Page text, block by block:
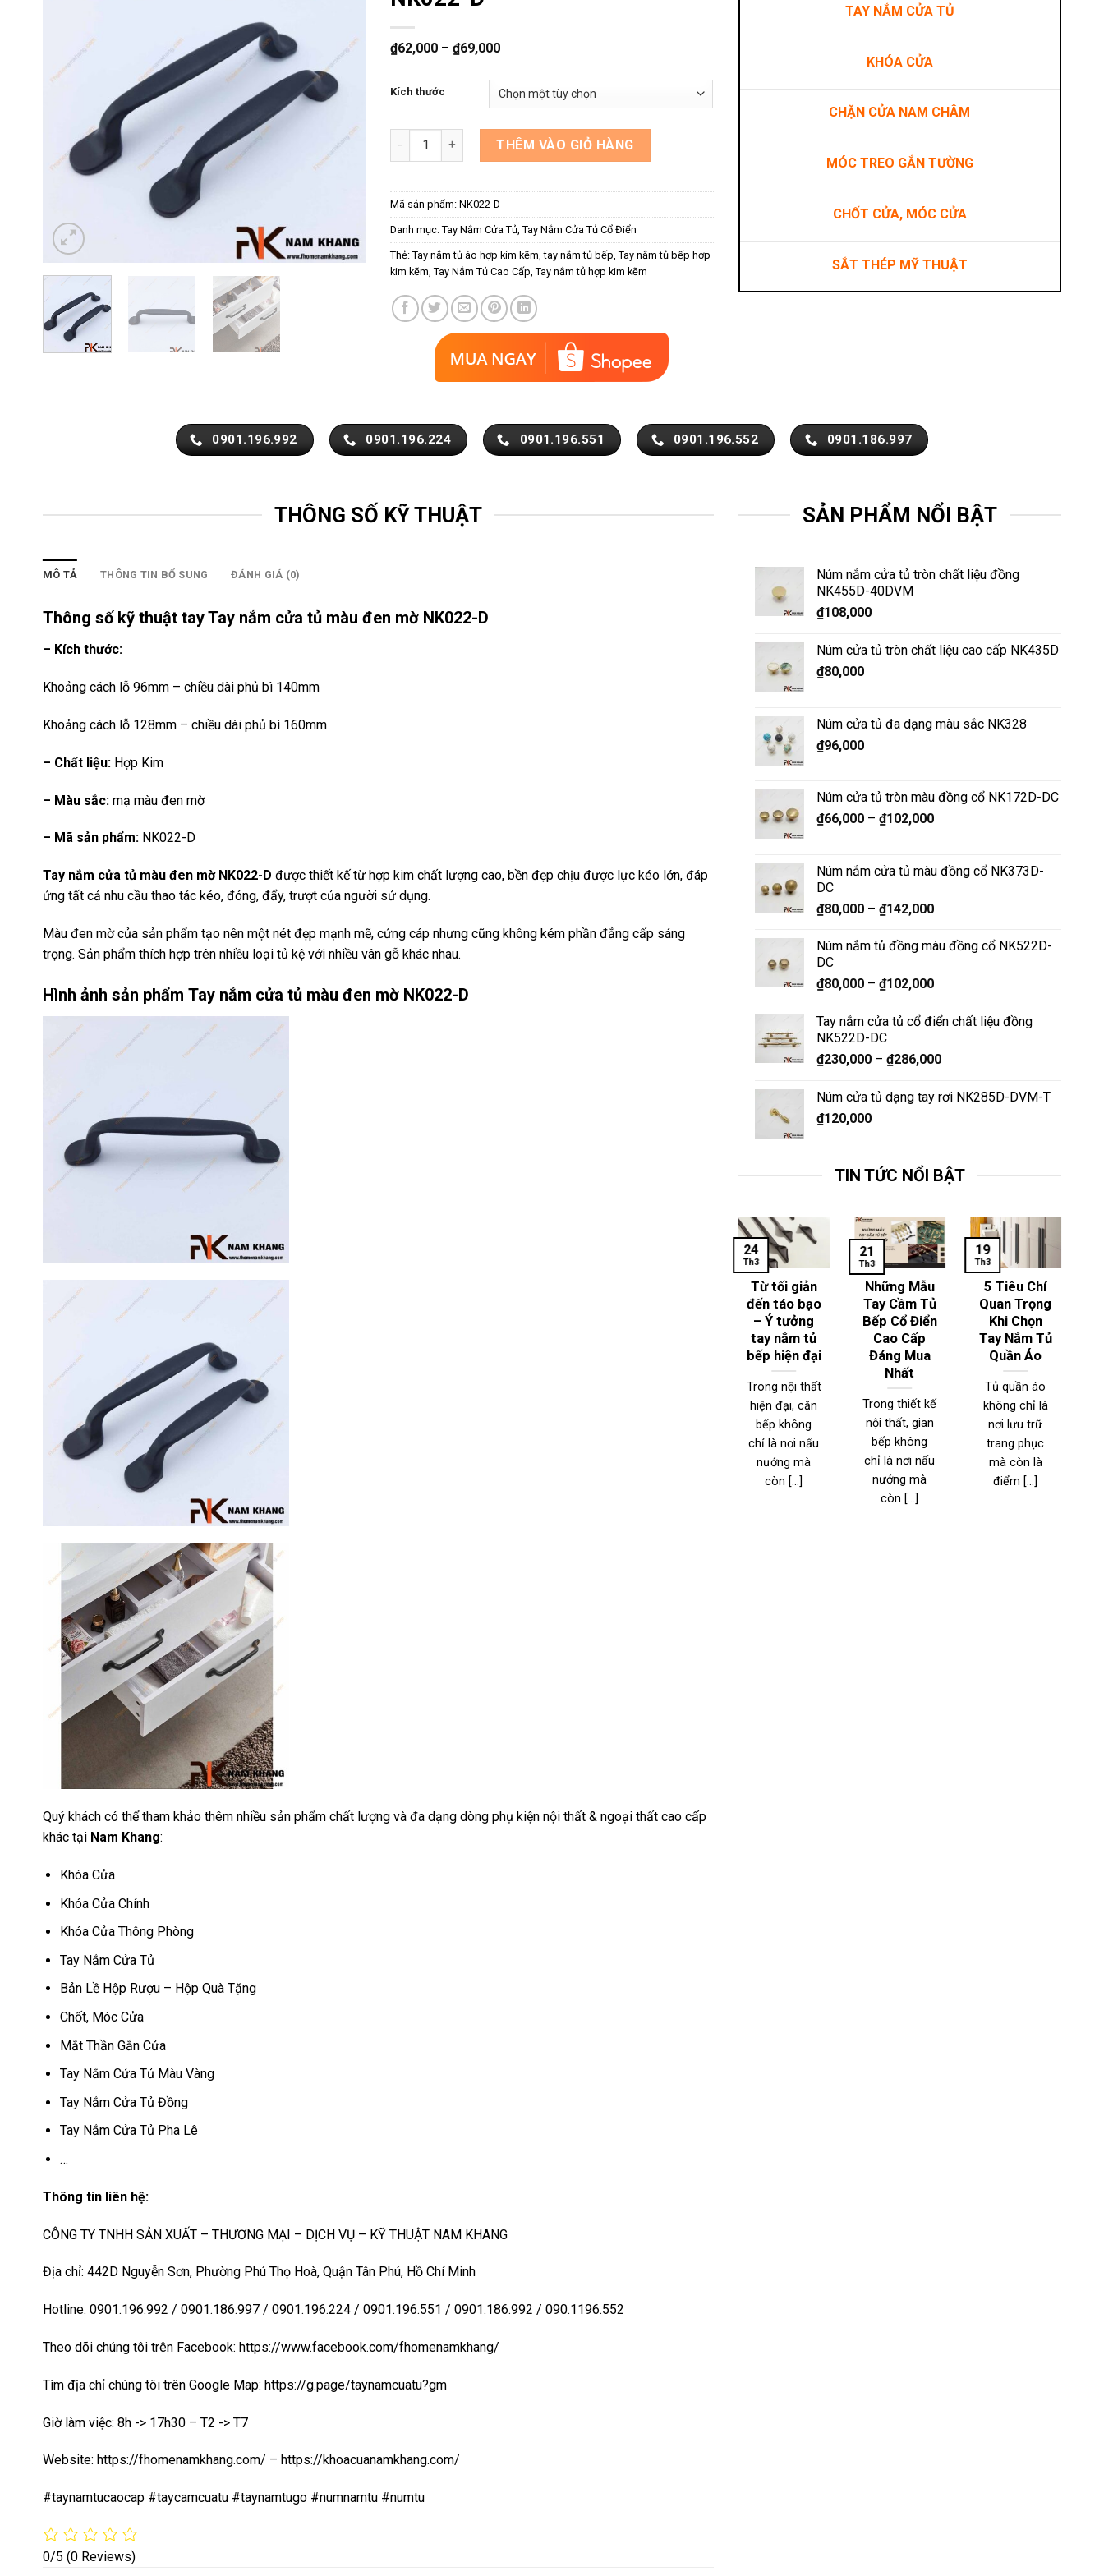
₫62,000 –₫69,000
Kích thước
Tay nắm cửa tủ màu đen mờ NK022-D số lượng
THÊM VÀO GIỎ HÀNG
Mã sản phẩm:NK022-D
Danh mục:Tay Nắm Cửa Tủ,Tay Nắm Cửa Tủ Cổ Điển
Thẻ:Tay nắm tủ áo hợp kim kẽm,tay nắm tủ bếp,Tay nắm tủ bếp hợp
kim kẽm,Tay Nắm Tủ Cao Cấp,Tay nắm tủ hợp kim kẽm
TAY NẮM CỬA TỦ
KHÓA CỬA
CHẶN CỬA NAM CHÂM
MÓC TREO GẮN TƯỜNG
CHỐT CỬA, MÓC CỬA
SẮT THÉP MỸ THUẬT
0901.196.992 0901.196.224 0901.196.551 0901.196.552 0901.186.997
THÔNG SỐ KỸ THUẬT
MÔ TẢ THÔNG TIN BỔ SUNG ĐÁNH GIÁ (0)
Thông số kỹ thuật tay Tay nắm cửa tủ màu đen mờ NK022-D
– Kích thước:
Khoảng cách lỗ 96mm – chiều dài phủ bì 140mm
Khoảng cách lỗ 128mm – chiều dài phủ bì 160mm
– Chất liệu: Hợp Kim
– Màu sắc: mạ màu đen mờ
– Mã sản phẩm: NK022-D
Tay nắm cửa tủ màu đen mờ NK022-D được thiết kế từ hợp kim chất lượng cao, bền đẹp chịu được lực kéo lớn, đáp
ứng tất cả nhu cầu thao tác kéo, đóng, đẩy, trượt của người sử dụng.
Màu đen mờ của sản phẩm tạo nên một nét đẹp mạnh mẽ, cứng cáp nhưng cũng không kém phần đẳng cấp sáng
trọng. Sản phẩm thích hợp trên nhiều loại tủ kệ với nhiều vân gỗ khác nhau.
Hình ảnh sản phẩm Tay nắm cửa tủ màu đen mờ NK022-D
Quý khách có thể tham khảo thêm nhiều sản phẩm chất lượng và đa dạng dòng phụ kiện nội thất & ngoại thất cao cấp
khác tại Nam Khang:
Khóa Cửa
Khóa Cửa Chính
Khóa Cửa Thông Phòng
Tay Nắm Cửa Tủ
Bản Lề Hộp Rượu – Hộp Quà Tặng
Chốt, Móc Cửa
Mắt Thần Gắn Cửa
Tay Nắm Cửa Tủ Màu Vàng
Tay Nắm Cửa Tủ Đồng
Tay Nắm Cửa Tủ Pha Lê
…
Thông tin liên hệ:
CÔNG TY TNHH SẢN XUẤT – THƯƠNG MẠI – DỊCH VỤ – KỸ THUẬT NAM KHANG
Địa chỉ: 442D Nguyễn Sơn, Phường Phú Thọ Hoà, Quận Tân Phú, Hồ Chí Minh
Hotline: 0901.196.992 / 0901.186.997 / 0901.196.224 / 0901.196.551 / 0901.186.992 / 090.1196.552
Theo dõi chúng tôi trên Facebook: https://www.facebook.com/fhomenamkhang/
Tìm địa chỉ chúng tôi trên Google Map: https://g.page/taynamcuatu?gm
Giờ làm việc: 8h -> 17h30 – T2 -> T7
Website: https://fhomenamkhang.com/ – https://khoacuanamkhang.com/
#taynamtucaocap #taycamcuatu #taynamtugo #numnamtu #numtu
0/5 (0 Reviews)
SẢN PHẨM NỔI BẬT
Núm nắm cửa tủ tròn chất liệu đồng
NK455D-40DVM
₫108,000
Núm cửa tủ tròn chất liệu cao cấp NK435D
₫80,000
Núm cửa tủ đa dạng màu sắc NK328
₫96,000
Núm cửa tủ tròn màu đồng cổ NK172D-DC
₫66,000 –₫102,000
Núm nắm cửa tủ màu đồng cổ NK373D-
DC
₫80,000 –₫142,000
Núm nắm tủ đồng màu đồng cổ NK522D-
DC
₫80,000 –₫102,000
Tay nắm cửa tủ cổ điển chất liệu đồng
NK522D-DC
₫230,000 –₫286,000
Núm cửa tủ dạng tay rơi NK285D-DVM-T
₫120,000
TIN TỨC NỔI BẬT
Từ tối giản
đến táo bạo
– Ý tưởng
tay nắm tủ
bếp hiện đại
Trong nội thất
hiện đại, căn
bếp không
chỉ là nơi nấu
nướng mà
còn [...]
24
Th3
Những Mẫu
Tay Cầm Tủ
Bếp Cổ Điển
Cao Cấp
Đáng Mua
Nhất
Trong thiết kế
nội thất, gian
bếp không
chỉ là nơi nấu
nướng mà
còn [...]
21
Th3
5 Tiêu Chí
Quan Trọng
Khi Chọn
Tay Nắm Tủ
Quần Áo
Tủ quần áo
không chỉ là
nơi lưu trữ
trang phục
mà còn là
điểm [...]
19
Th3
17
Th3